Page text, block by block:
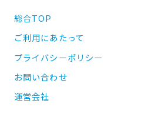
総合TOP
ご利用にあたって
プライバシーポリシー
お問い合わせ
運営会社